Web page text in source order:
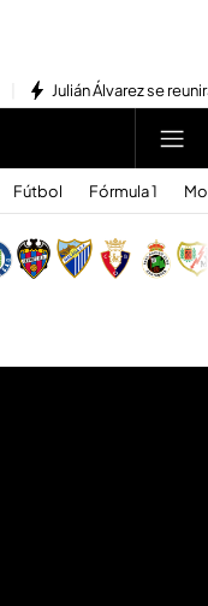
Julián Álvarez se
Fútbol Fórmula 1